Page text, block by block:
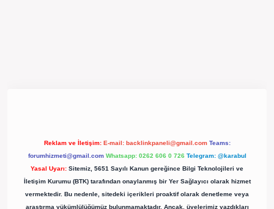
Reklam ve İletişim: E-mail: backlinkpaneli@gmail.com Teams:
forumhizmeti@gmail.com Whatsapp: 0262 606 0 726 Telegram: @karabul
Yasal Uyarı: Sitemiz, 5651 Sayılı Kanun gereğince Bilgi Teknolojileri ve
İletişim Kurumu (BTK) tarafından onaylanmış bir Yer Sağlayıcı olarak hizmet
vermektedir. Bu nedenle, sitedeki içerikleri proaktif olarak denetleme veya
araştırma yükümlülüğümüz bulunmamaktadır. Ancak, üyelerimiz yazdıkları